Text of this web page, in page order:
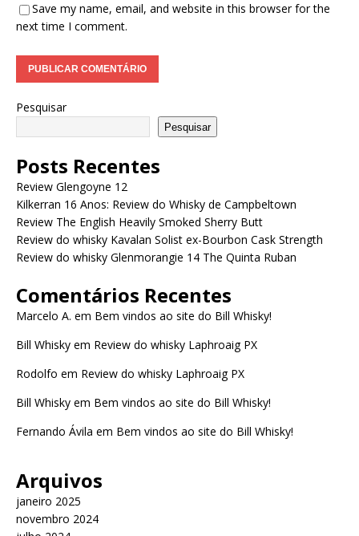
Save my name, email, and website in this browser for the
next time I comment.
Pesquisar
Pesquisar
Posts Recentes
Review Glengoyne 12
Kilkerran 16 Anos: Review do Whisky de Campbeltown
Review The English Heavily Smoked Sherry Butt
Review do whisky Kavalan Solist ex-Bourbon Cask Strength
Review do whisky Glenmorangie 14 The Quinta Ruban
Comentários Recentes
Marcelo A. em Bem vindos ao site do Bill Whisky!
Bill Whisky em Review do whisky Laphroaig PX
Rodolfo em Review do whisky Laphroaig PX
Bill Whisky em Bem vindos ao site do Bill Whisky!
Fernando Ávila em Bem vindos ao site do Bill Whisky!
Arquivos
janeiro 2025
novembro 2024